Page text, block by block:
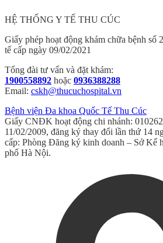
HỆ THỐNG Y TẾ THU CÚC
Giấy phép hoạt động khám chữa bệnh
tế cấp ngày 09/02/2021
Tổng đài tư vấn và đặt khám:
1900558892 hoặc 0936388288
Email: cskh@thucuchospital.vn
Bệnh viện Đa khoa Quốc Tế Thu Cúc
Giấy CNĐK hoạt động chi nhánh:
11/02/2009, đăng ký thay đổi lần thứ 14
cấp: Phòng Đăng ký kinh doanh – Sở Kế
phố Hà Nội.